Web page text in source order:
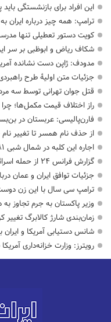
این افراد برای بازنشستگی
ترامپ: همه چیز درباره
کویت دستور تعطیلی تنها
شکاف ریاض و ابوظبی بر سر
مدودف: ژاپن دست نشانده
جزئیات متن اولیۀ طرح
قتل جوان تهرانی توسط سه
راز اختلاف قیمت مکمل‌ها؛
فارن‌پالیسی: عربستان در
از حذف نام همسر تا تغییر
اجاره این کلبه در شمال شبی ۸۱ میلیون تومان است
گزارش فرانس ۲۴ از حمله اسرائیل به عبادتگاه یهودیان در تهران
جزئیات توافق ایران و عمان
ترامپ سی سال با این زن
وزیر پاکستان به جرم تجاوز
زمان‌بندی شارژ کالابرگ تغییر
شانس دستیابی آمریکا و ایران به
رویترز: وزارت خزانه‌داری